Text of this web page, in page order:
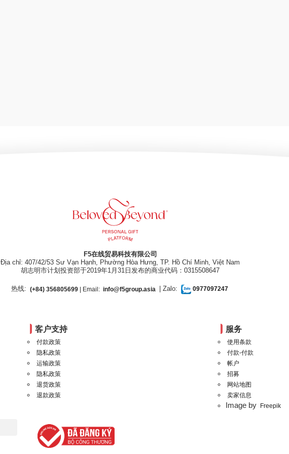
F5在线贸易科技有限公司
Địa chỉ: 407/42/53 Sư Vạn Hạnh, Phường Hòa Hưng, TP. Hồ Chí Minh, Việt Nam
胡志明市计划投资部于2019年1月31日发布的商业代码：0315508647
热线: (+84) 356805699| Email: info@f5group.asia | Zalo: 0977097247
客户支持
付款政策
隐私政策
运输政策
隐私政策
退货政策
退款政策
服务
使用条款
付款-付款
帐户
招募
网站地图
卖家信息
Image by Freepik